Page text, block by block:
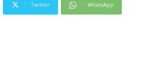
Twitter WhatsApp